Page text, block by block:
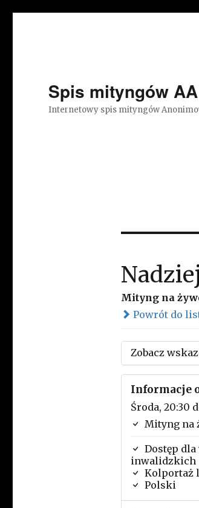
Spis mityngów AA
Internetowy spis mityngów
Mityng na
Powrót do
Zobacz
Informacje
Środa, 20:30
Mityng na
Dostęp
inwalidzkich
Kolportaż
Polski